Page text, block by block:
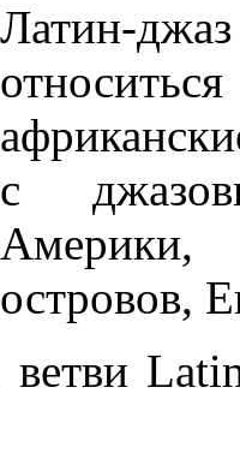
Латин-
с
Америки,
островов,